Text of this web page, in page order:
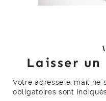
Laisser
Votre adresse e-mail ne
obligatoires sont